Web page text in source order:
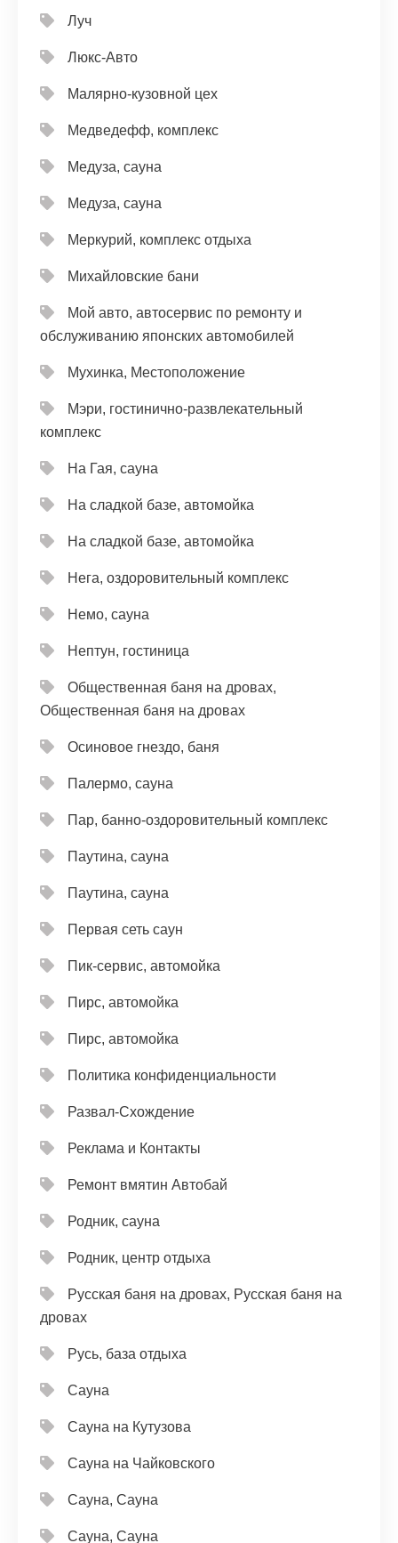
Луч
Люкс-Авто
Малярно-кузовной цех
Медведефф, комплекс
Медуза, сауна
Медуза, сауна
Меркурий, комплекс отдыха
Михайловские бани
Мой авто, автосервис по ремонту и
обслуживанию японских автомобилей
Мухинка, Местоположение
Мэри, гостинично-развлекательный
комплекс
На Гая, сауна
На сладкой базе, автомойка
На сладкой базе, автомойка
Нега, оздоровительный комплекс
Немо, сауна
Нептун, гостиница
Общественная баня на дровах,
Общественная баня на дровах
Осиновое гнездо, баня
Палермо, сауна
Пар, банно-оздоровительный комплекс
Паутина, сауна
Паутина, сауна
Первая сеть саун
Пик-сервис, автомойка
Пирс, автомойка
Пирс, автомойка
Политика конфиденциальности
Развал-Схождение
Реклама и Контакты
Ремонт вмятин Автобай
Родник, сауна
Родник, центр отдыха
Русская баня на дровах, Русская баня на
дровах
Русь, база отдыха
Сауна
Сауна на Кутузова
Сауна на Чайковского
Сауна, Сауна
Сауна, Сауна